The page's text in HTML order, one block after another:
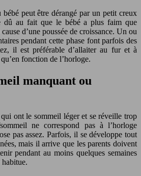
peut être dérangé par un petit creux
dû au fait que le bébé a plus faim que
d’une poussée de croissance. Un ou
pendant cette phase font parfois des
il est préférable d’allaiter au fur et à
fonction de l’horloge.
manquant ou
ont le sommeil léger et se réveille trop
ne correspond pas à l’horloge
pas assez. Parfois, il se développe tout
mais il arrive que les parents doivent
pendant au moins quelques semaines
habitue.